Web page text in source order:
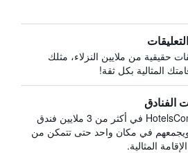
حقيقية من ملايين النزلاء، مثلك
المثالية بكل ثقة!
يبحث HotelsCombined في أكثر من 3 ملايين فندق
في مكان واحد حتى تتمكن من
المثالية.